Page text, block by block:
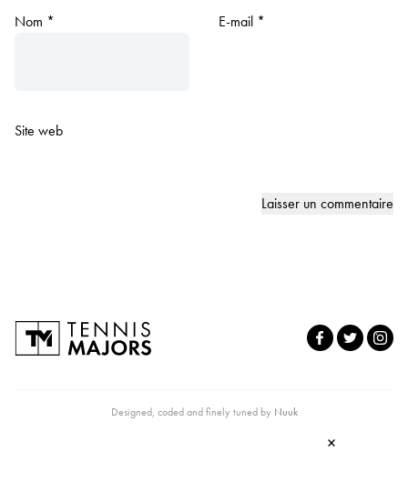
Nom * E-mail *
Site web
Designed, coded and finely tuned by Nuuk
×